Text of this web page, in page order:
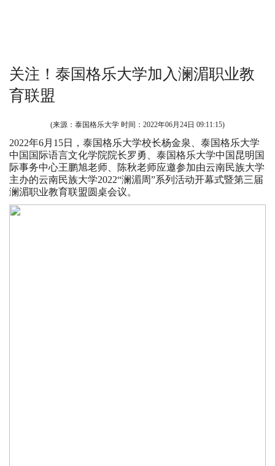
关注！泰国格乐大学加入澜湄职业教
育联盟
(来源：泰国格乐大学 时间： 2022年06月24日 09:11:15)
2022年6月15日，泰国格乐大学校长杨金泉、泰国格乐大学
中国国际语言文化学院院长罗勇、泰国格乐大学中国昆明国
际事务中心王鹏旭老师、陈秋老师应邀参加由云南民族大学
主办的云南民族大学2022“澜湄周”系列活动开幕式暨第三届
澜湄职业教育联盟圆桌会议。